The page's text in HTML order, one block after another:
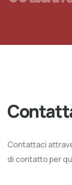
Contattaci
di contatto per